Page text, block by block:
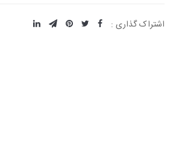
اشتراک گذاری :